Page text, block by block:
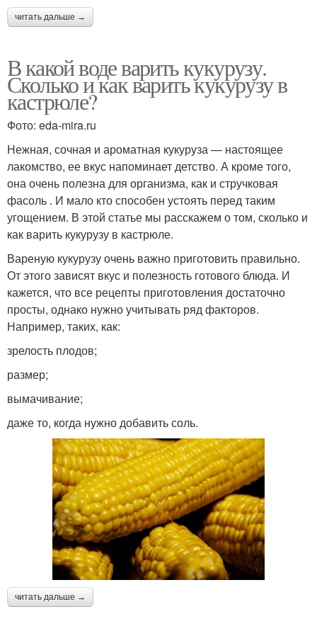
читать дальше →
В какой воде варить кукурузу.
Сколько и как варить кукурузу в
кастрюле?
Фото: eda-mira.ru
Нежная, сочная и ароматная кукуруза — настоящее
лакомство, ее вкус напоминает детство. А кроме того,
она очень полезна для организма, как и стручковая
фасоль . И мало кто способен устоять перед таким
угощением. В этой статье мы расскажем о том, сколько и
как варить кукурузу в кастрюле.
Вареную кукурузу очень важно приготовить правильно.
От этого зависят вкус и полезность готового блюда. И
кажется, что все рецепты приготовления достаточно
просты, однако нужно учитывать ряд факторов.
Например, таких, как:
зрелость плодов;
размер;
вымачивание;
даже то, когда нужно добавить соль.
читать дальше →